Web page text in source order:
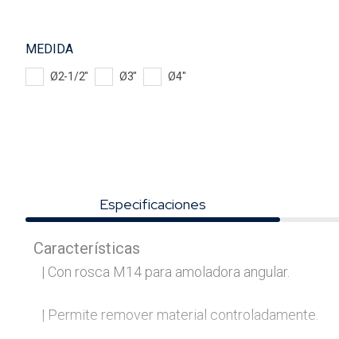
MEDIDA
Ø2-1/2" Ø3" Ø4"
Especificaciones
Características
| Con rosca M14 para amoladora angular.
| Permite remover material controladamente.